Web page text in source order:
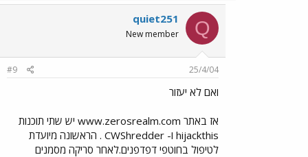
Q
quiet251
New member
25/4/04
#9
ואם לא יעזור
אז באתר www.zerosrealm.com יש שתי תוכנות
hijackthis ו- CWShredder . הראשונה מיועדת
לטיפול בחוטפי דפדפנים.לאחר סריקה מסמנים